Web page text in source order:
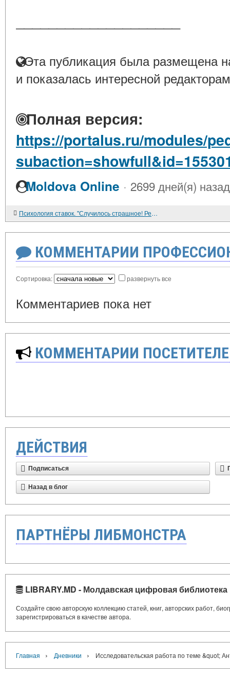
Эта публикация была размещена
и показалась интересной
Полная версия:
https://portalus.ru/modules/
Moldova Online · 2699 дней(я) назад
Психология ставок. "Случилось страшное! Реал проиграл Барселоне..." (фельетон)
КОММЕНТАРИИ
Сортировка: развернуть все
Комментариев пока нет
КОММЕНТАРИИ
ДЕЙСТВИЯ
Подписаться
Назад в блог
ПАРТНЁРЫ ЛИБМОНСТРА
LIBRARY.MD - Молдавская цифровая библиотека
Создайте свою авторскую коллекцию статей, книг, авторских работ,
зарегистрироваться в качестве автора.
Главная › Дневники › Исследовательская работа по теме &quot;